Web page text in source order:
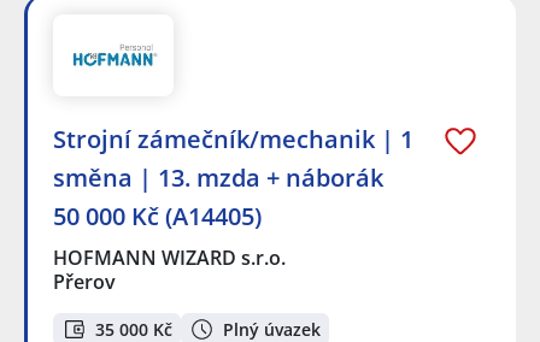
Strojní zámečník/mechanik | 1
směna | 13. mzda + náborák
50 000 Kč (A14405)
HOFMANN WIZARD s.r.o.
Přerov
35 000 Kč
Plný úvazek